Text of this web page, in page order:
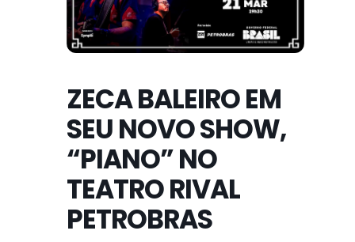
ZECA BALEIRO EM
SEU NOVO SHOW,
“PIANO” NO
TEATRO RIVAL
PETROBRAS